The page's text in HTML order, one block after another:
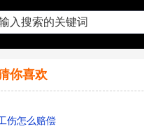
你喜欢
伤怎么赔偿